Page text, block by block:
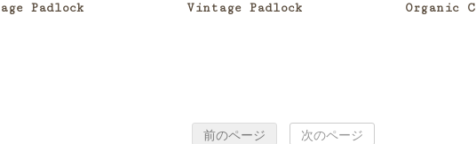
Padlock Vintage Padlock Organic
前のページ 次のページ